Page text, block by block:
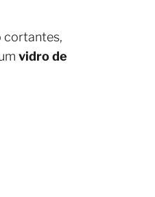
cortantes,
vidro de